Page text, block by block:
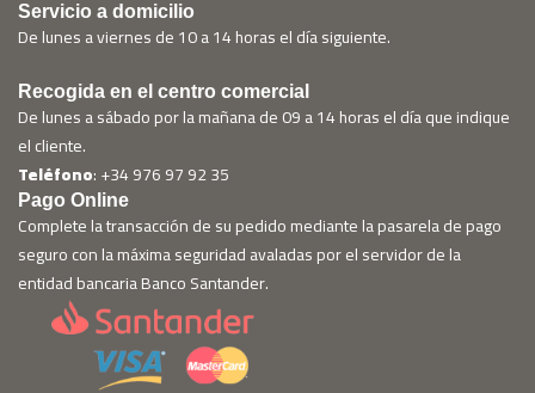
Servicio a domicilio
De lunes a viernes de 10 a 14 horas el día siguiente.
Recogida en el centro comercial
De lunes a sábado por la mañana de 09 a 14 horas el día que indique
el cliente.
Teléfono: +34 976 97 92 35
Pago Online
Complete la transacción de su pedido mediante la pasarela de pago
seguro con la máxima seguridad avaladas por el servidor de la
entidad bancaria Banco Santander.